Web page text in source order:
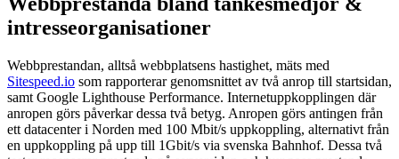
intresseorganisationer
Webbprestandan, alltså webbplatsens hastighet, mäts med
Sitespeed.io som rapporterar genomsnittet av två anrop till startsidan,
samt Google Lighthouse Performance. Internet­uppkopplingen där
anropen görs påverkar dessa två betyg. Anropen görs antingen från
ett datacenter i Norden med 100 Mbit/s uppkoppling, alternativt från
en uppkoppling på upp till 1Gbit/s via svenska Bahnhof. Dessa två